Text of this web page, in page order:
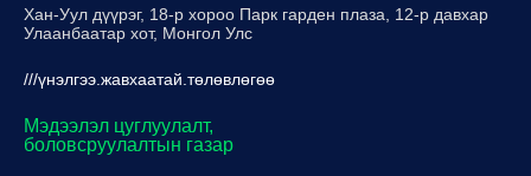
Хан-Уул дүүрэг, 18-р хороо Парк гарден плаза, 12-р давхар
Улаанбаатар хот, Монгол Улс
///үнэлгээ.жавхаатай.төлөвлөгөө
Мэдээлэл цуглуулалт,
боловсруулалтын газар